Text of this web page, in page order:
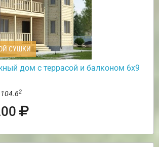
СУШКИ
дом с террасой и балконом 6х9
2